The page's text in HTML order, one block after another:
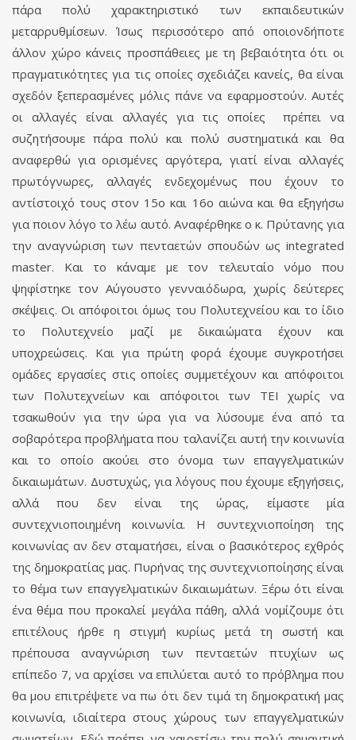
πάρα πολύ χαρακτηριστικό των εκπαιδευτικών
μεταρρυθμίσεων. Ίσως περισσότερο από οποιονδήποτε
άλλον χώρο κάνεις προσπάθειες με τη βεβαιότητα ότι οι
πραγματικότητες για τις οποίες σχεδιάζει κανείς, θα είναι
σχεδόν ξεπερασμένες μόλις πάνε να εφαρμοστούν. Αυτές
οι αλλαγές είναι αλλαγές για τις οποίες πρέπει να
συζητήσουμε πάρα πολύ και πολύ συστηματικά και θα
αναφερθώ για ορισμένες αργότερα, γιατί είναι αλλαγές
πρωτόγνωρες, αλλαγές ενδεχομένως που έχουν το
αντίστοιχό τους στον 15o και 16ο αιώνα και θα εξηγήσω
για ποιον λόγο το λέω αυτό. Αναφέρθηκε ο κ. Πρύτανης για
την αναγνώριση των πενταετών σπουδών ως integrated
master. Και το κάναμε με τον τελευταίο νόμο που
ψηφίστηκε τον Αύγουστο γενναιόδωρα, χωρίς δεύτερες
σκέψεις. Οι απόφοιτοι όμως του Πολυτεχνείου και το ίδιο
το Πολυτεχνείο μαζί με δικαιώματα έχουν και
υποχρεώσεις. Και για πρώτη φορά έχουμε συγκροτήσει
ομάδες εργασίες στις οποίες συμμετέχουν και απόφοιτοι
των Πολυτεχνείων και απόφοιτοι των ΤΕΙ χωρίς να
τσακωθούν για την ώρα για να λύσουμε ένα από τα
σοβαρότερα προβλήματα που ταλανίζει αυτή την κοινωνία
και το οποίο ακούει στο όνομα των επαγγελματικών
δικαιωμάτων. Δυστυχώς, για λόγους που έχουμε εξηγήσεις,
αλλά που δεν είναι της ώρας, είμαστε μία
συντεχνιοποιημένη κοινωνία. Η συντεχνιοποίηση της
κοινωνίας αν δεν σταματήσει, είναι ο βασικότερος εχθρός
της δημοκρατίας μας. Πυρήνας της συντεχνιοποίησης είναι
το θέμα των επαγγελματικών δικαιωμάτων. Ξέρω ότι είναι
ένα θέμα που προκαλεί μεγάλα πάθη, αλλά νομίζουμε ότι
επιτέλους ήρθε η στιγμή κυρίως μετά τη σωστή και
πρέπουσα αναγνώριση των πενταετών πτυχίων ως
επίπεδο 7, να αρχίσει να επιλύεται αυτό το πρόβλημα που
θα μου επιτρέψετε να πω ότι δεν τιμά τη δημοκρατική μας
κοινωνία, ιδιαίτερα στους χώρους των επαγγελματικών